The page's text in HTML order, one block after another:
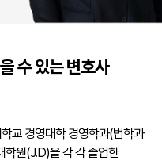
수 있는 변호사
교 경영대학 경영학과(법학과
학원(J.D)을 각 각 졸업한